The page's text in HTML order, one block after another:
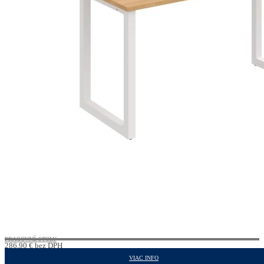
PRACOVNÉ STOLY
286,90€bez DPH
VIAC INFO